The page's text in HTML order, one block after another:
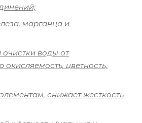
марганца и
воды от
цветность,
снижает жёсткость